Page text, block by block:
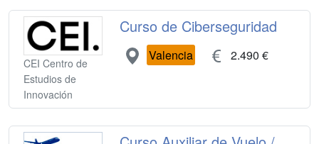
CEI Centro de
Estudios de
Innovación
Curso de Ciberseguridad
Valencia 2.490 €